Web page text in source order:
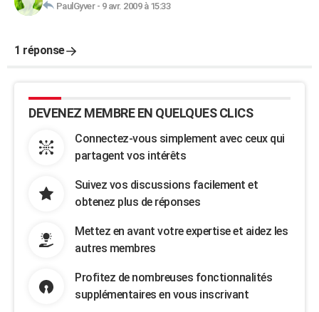
PaulGyver- 9 avr. 2009 à 15:33
1 réponse
DEVENEZ MEMBRE EN QUELQUES CLICS
Connectez-vous simplement avec ceux qui
partagent vos intérêts
Suivez vos discussions facilement et
obtenez plus de réponses
Mettez en avant votre expertise et aidez les
autres membres
Profitez de nombreuses fonctionnalités
supplémentaires en vous inscrivant